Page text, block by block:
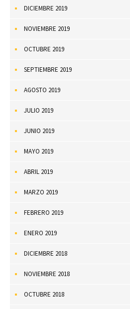
DICIEMBRE 2019
NOVIEMBRE 2019
OCTUBRE 2019
SEPTIEMBRE 2019
AGOSTO 2019
JULIO 2019
JUNIO 2019
MAYO 2019
ABRIL 2019
MARZO 2019
FEBRERO 2019
ENERO 2019
DICIEMBRE 2018
NOVIEMBRE 2018
OCTUBRE 2018